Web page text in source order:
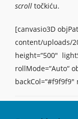
scroll točkiću.
[canvasio3D
content/uploads/
height=“500″
rollMode=“Auto“